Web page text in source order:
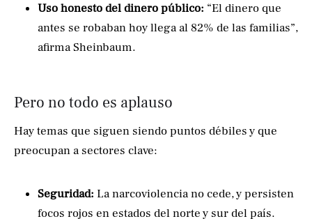
Uso honesto del dinero público: “El dinero que
antes se robaban hoy llega al 82% de las familias”,
afirma Sheinbaum.
Pero no todo es aplauso
Hay temas que siguen siendo puntos débiles y que
preocupan a sectores clave:
Seguridad: La narcoviolencia no cede, y persisten
focos rojos en estados del norte y sur del país.